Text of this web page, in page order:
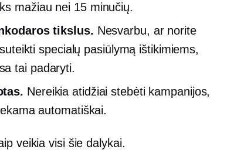
mažiau nei 15 minučių.
tikslus. Nesvarbu, ar norite
specialų pasiūlymą ištikimiems,
tai padaryti.
Nereikia atidžiai stebėti kampanijos,
automatiškai.
veikia visi šie dalykai.